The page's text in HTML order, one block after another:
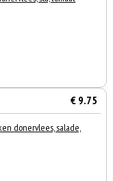
€ 9.75
donervlees, salade,